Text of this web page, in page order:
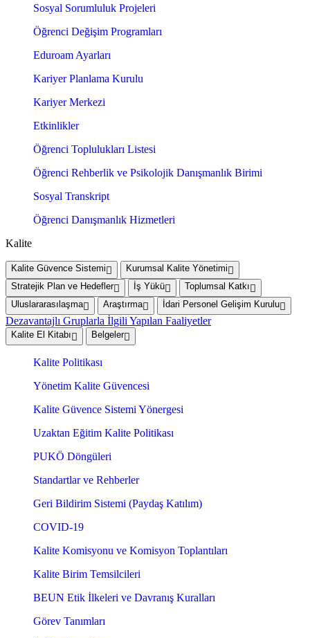
Sosyal Sorumluluk Projeleri
Öğrenci Değişim Programları
Eduroam Ayarları
Kariyer Planlama Kurulu
Kariyer Merkezi
Etkinlikler
Öğrenci Toplulukları Listesi
Öğrenci Rehberlik ve Psikolojik Danışmanlık Birimi
Sosyal Transkript
Öğrenci Danışmanlık Hizmetleri
Kalite
Kalite Güvence Sistemi
Kurumsal Kalite Yönetimi
Stratejik Plan ve Hedefler
İş Yükü
Toplumsal Katkı
Uluslararasılaşma
Araştırma İdari Personel Gelişim Kurulu
Dezavantajlı Gruplarla İlgili Yapılan Faaliyetler
Kalite El Kitabı Belgeler
Kalite Politikası
Yönetim Kalite Güvencesi
Kalite Güvence Sistemi Yönergesi
Uzaktan Eğitim Kalite Politikası
PUKÖ Döngüleri
Standartlar ve Rehberler
Geri Bildirim Sistemi (Paydaş Katılım)
COVID-19
Kalite Komisyonu ve Komisyon Toplantıları
Kalite Birim Temsilcileri
BEUN Etik İlkeleri ve Davranış Kuralları
Görev Tanımları